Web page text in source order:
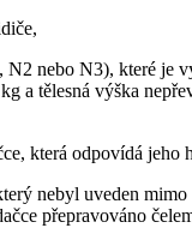
nebo N3), které je
a tělesná výška
která odpovídá jeho
nebyl uveden
přepravováno